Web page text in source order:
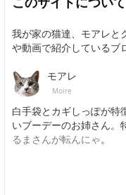
我が家の猫達、モアレと
や動画で紹介しているブ
モアレ
Moire
白手袋とカギしっぽが特
いブーデーのお姉さん。
るまさんが転んにゃ。